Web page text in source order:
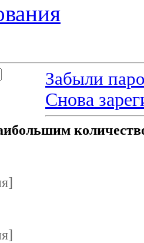
Забыли
Снова